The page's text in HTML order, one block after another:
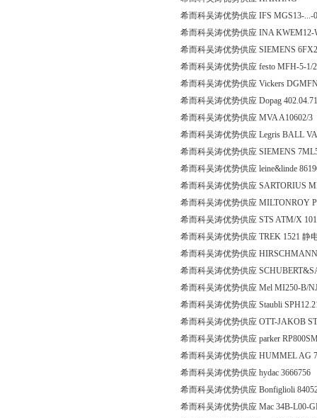
希而科吴涛优势供应 IFS MGS13-...-
希而科吴涛优势供应 INA KWEM12-
希而科吴涛优势供应 SIEMENS
希而科吴涛优势供应 festo MFH-5-1/
希而科吴涛优势供应 Vickers
希而科吴涛优势供应 Dopag
希而科吴涛优势供应 MVA A10602/3
希而科吴涛优势供应 Legris BALL
希而科吴涛优势供应 SIEMENS
希而科吴涛优势供应 leine&linde
希而科吴涛优势供应 SARTORIUS
希而科吴涛优势供应 MILTONROY
希而科吴涛优势供应 STS ATM/X
希而科吴涛优势供应 TREK 1521 静
希而科吴涛优势供应
希而科吴涛优势供应
希而科吴涛优势供应 Mel MI250-B/
希而科吴涛优势供应 Staubli
希而科吴涛优势供应 OTT-JAKOB
希而科吴涛优势供应 parker
希而科吴涛优势供应 HUMMEL AG
希而科吴涛优势供应 hydac 3666756
希而科吴涛优势供应 Bonfiglioli
希而科吴涛优势供应 Mac 34B-L00-